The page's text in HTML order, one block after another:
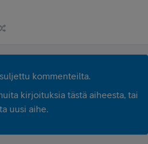
kommenteilta.
kirjoituksia tästä aiheesta, tai
uusi aihe.